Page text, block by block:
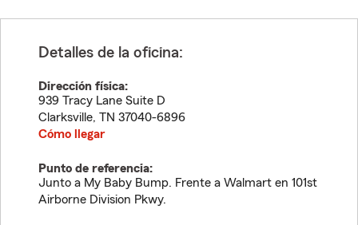
Detalles de la oficina:
Dirección física:
939 Tracy Lane Suite D
Clarksville, TN 37040-6896
Cómo llegar
Punto de referencia:
Junto a My Baby Bump. Frente a Walmart en 101st
Airborne Division Pkwy.